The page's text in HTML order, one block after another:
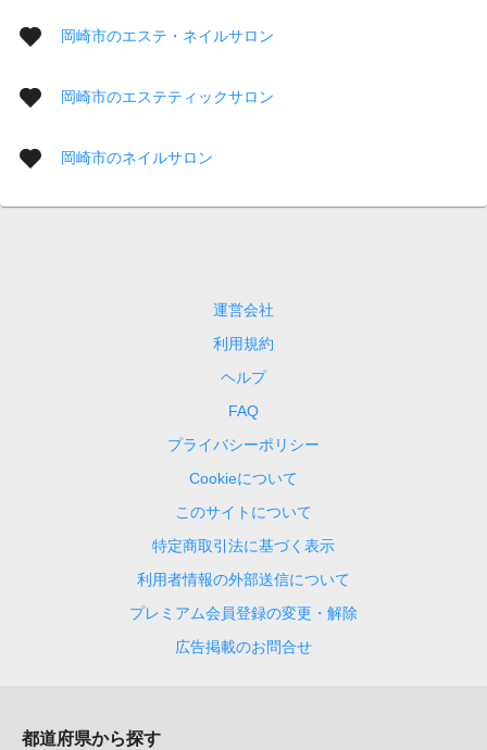
岡崎市のエステ・ネイルサロン
岡崎市のエステティックサロン
岡崎市のネイルサロン
運営会社
利用規約
ヘルプ
FAQ
プライバシーポリシー
Cookieについて
このサイトについて
特定商取引法に基づく表示
利用者情報の外部送信について
プレミアム会員登録の変更・解除
広告掲載のお問合せ
都道府県から探す